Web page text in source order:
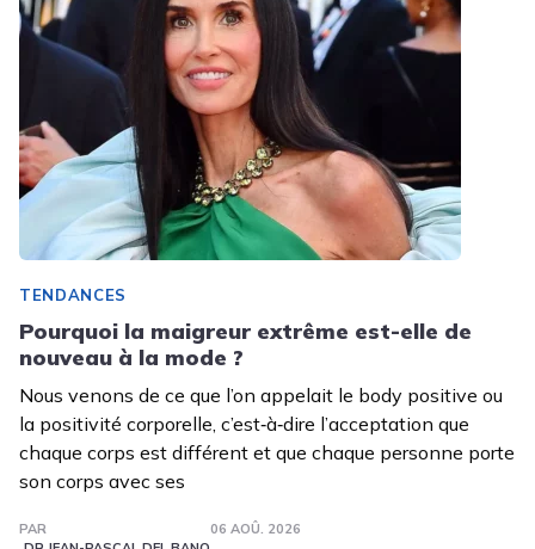
TENDANCES
Pourquoi la maigreur extrême est-elle de
nouveau à la mode ?
Nous venons de ce que l’on appelait le body positive ou
la positivité corporelle, c’est‑à‑dire l’acceptation que
chaque corps est différent et que chaque personne porte
son corps avec ses
PAR
06 AOÛ. 2026